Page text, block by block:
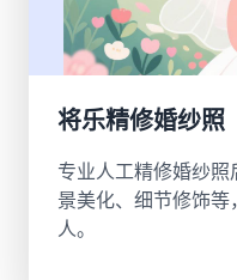
将乐精修婚纱照
专业人工精修婚纱
景美化、细节修饰
人。